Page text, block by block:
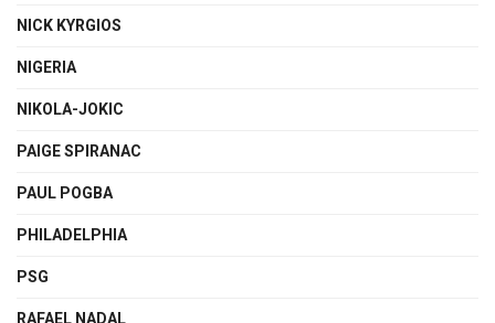
NICK KYRGIOS
NIGERIA
NIKOLA-JOKIC
PAIGE SPIRANAC
PAUL POGBA
PHILADELPHIA
PSG
RAFAEL NADAL